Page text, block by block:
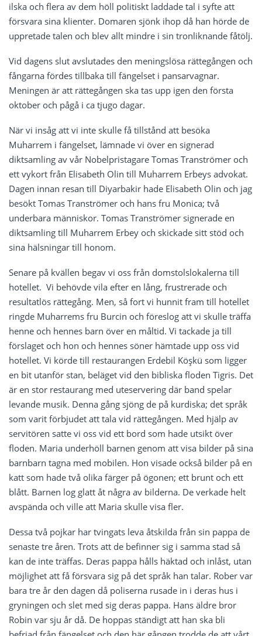
ilska och flera av dem höll politiskt laddade tal i syfte att
försvara sina klienter. Domaren sjönk ihop då han hörde de
uppretade talen och blev allt mindre i sin tronliknande fåtölj.
Vid dagens slut avslutades den meningslösa rättegången och
fångarna fördes tillbaka till fängelset i pansarvagnar.
Meningen är att rättegången ska tas upp igen den första
oktober och pågå i ca tjugo dagar.
När vi insåg att vi inte skulle få tillstånd att besöka
Muharrem i fängelset, lämnade vi över en signerad
diktsamling av vår Nobelpristagare Tomas Tranströmer och
ett vykort från Elisabeth Olin till Muharrem Erbeys advokat.
Dagen innan resan till Diyarbakir hade Elisabeth Olin och jag
besökt Tomas Tranströmer och hans fru Monica; två
underbara människor. Tomas Tranströmer signerade en
diktsamling till Muharrem Erbey och skickade sitt stöd och
sina hälsningar till honom.
Senare på kvällen begav vi oss från domstolslokalerna till
hotellet. Vi behövde vila efter en lång, frustrerade och
resultatlös rättegång. Men, så fort vi hunnit fram till hotellet
ringde Muharrems fru Burcin och föreslog att vi skulle träffa
henne och hennes barn över en måltid. Vi tackade ja till
förslaget och hon och hennes söner hämtade upp oss vid
hotellet. Vi körde till restaurangen Erdebil Köşkü som ligger
en bit utanför stan, beläget vid den bibliska floden Tigris. Det
är en stor restaurang med uteservering där band spelar
levande musik. Denna gång sjöng de på kurdiska; det språk
som varit förbjudet att tala vid rättegången. Med hjälp av
servitören satte vi oss vid ett bord som hade utsikt över
floden. Maria underhöll barnen genom att visa bilder på sina
barnbarn tagna med mobilen. Hon visade också bilder på en
katt som hade två olika färger på ögonen; ett brunt och ett
blått. Barnen log glatt åt några av bilderna. De verkade helt
avspända och ville att Maria skulle visa fler.
Dessa två pojkar har tvingats leva åtskilda från sin pappa de
senaste tre åren. Trots att de befinner sig i samma stad så
kan de inte träffas. Deras pappa hålls häktad och inlåst, utan
möjlighet att få försvara sig på det språk han talar. Rober var
bara tre år den dagen då poliserna rusade in i deras hus i
gryningen och slet med sig deras pappa. Hans äldre bror
Robin var sju år då. De hoppas ständigt att han ska bli